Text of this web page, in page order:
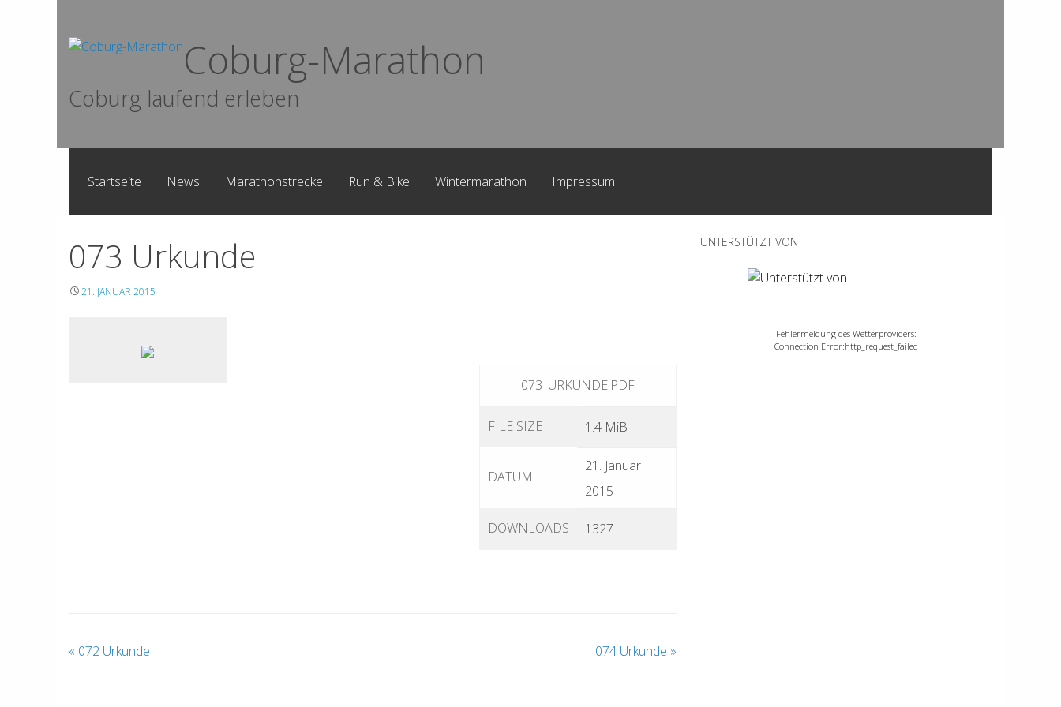
Coburg-Marathon
Coburg laufend erleben
Startseite News Marathonstrecke Run & Bike Wintermarathon Impressum
073 Urkunde
21. JANUAR 2015
073_URKUNDE.PDF
FILE SIZE 1.4 MiB
DATUM
21. Januar
2015
DOWNLOADS 1327
« 072 Urkunde 074 Urkunde »
UNTERSTÜTZT VON
Fehlermeldung des Wetterproviders:
Connection Error:http_request_failed